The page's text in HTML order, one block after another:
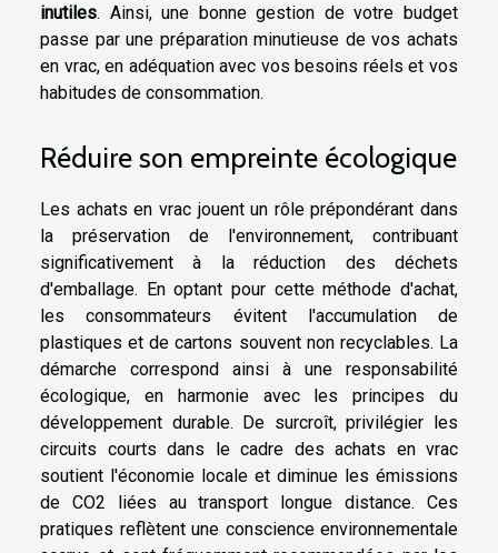
inutiles. Ainsi, une bonne gestion de votre budget
passe par une préparation minutieuse de vos achats
en vrac, en adéquation avec vos besoins réels et vos
habitudes de consommation.
Réduire son empreinte écologique
Les achats en vrac jouent un rôle prépondérant dans
la préservation de l'environnement, contribuant
significativement à la réduction des déchets
d'emballage. En optant pour cette méthode d'achat,
les consommateurs évitent l'accumulation de
plastiques et de cartons souvent non recyclables. La
démarche correspond ainsi à une responsabilité
écologique, en harmonie avec les principes du
développement durable. De surcroît, privilégier les
circuits courts dans le cadre des achats en vrac
soutient l'économie locale et diminue les émissions
de CO2 liées au transport longue distance. Ces
pratiques reflètent une conscience environnementale